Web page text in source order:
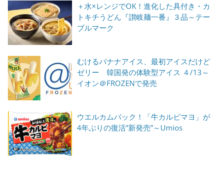
＋水×レンジでOK！進化した具付き・カ
トキチうどん『讃岐麺一番』３品～テー
ブルマーク
むけるバナナアイス、最初アイスだけど
ゼリー 韓国発の体験型アイス ４/13～
イオン＠FROZENで発売
ウエルカムバック！「牛カルビマヨ」が
4年ぶりの復活”新発売”～Umios